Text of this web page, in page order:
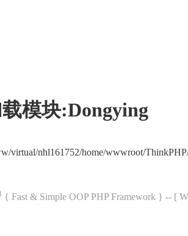
模块:Dongying
virtual/nhl161752/home/wwwroot/
{ Fast & Simple OOP PHP Framework } -- [